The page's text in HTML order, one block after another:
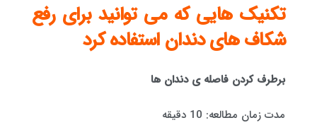
تکنیک هایی که می توانید برای رفع
شکاف های دندان استفاده کرد
برطرف کردن فاصله ی دندان ها
مدت زمان مطالعه: 10 دقیقه